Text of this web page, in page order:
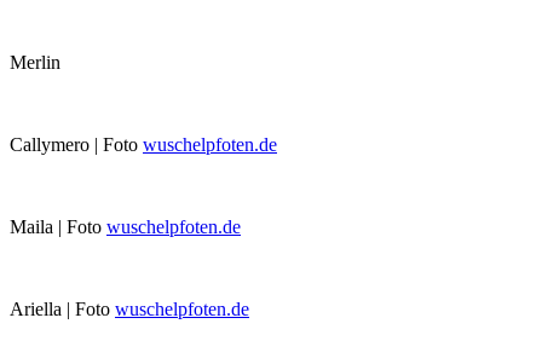
Merlin
Callymero | Foto wuschelpfoten.de
Maila | Foto wuschelpfoten.de
Ariella | Foto wuschelpfoten.de